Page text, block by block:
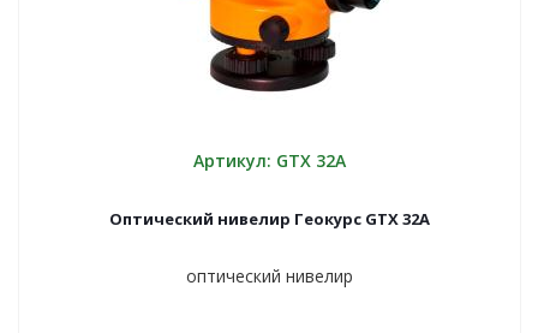
Артикул: GTX 32А
Оптический нивелир Геокурс GTX 32A
оптический нивелир